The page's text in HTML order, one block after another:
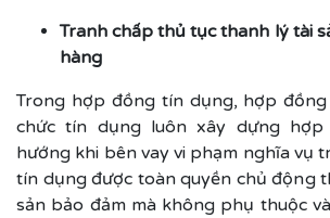
Tranh chấp thủ tục thanh lý tài
hàng
Trong hợp đồng tín dụng, hợp
chức tín dụng luôn xây dựng hợp
hướng khi bên vay vi phạm nghĩa vụ
tín dụng được toàn quyền chủ động
sản bảo đảm mà không phụ thuộc